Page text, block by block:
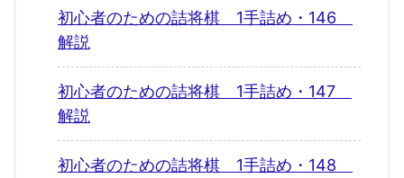
初心者のための詰将棋 1手詰め・146
解説
初心者のための詰将棋 1手詰め・147
解説
初心者のための詰将棋 1手詰め・148